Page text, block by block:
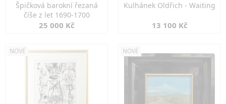
Špičková barokní řezaná
číše z let 1690-1700
25 000 Kč
Kulhánek Oldřich - Waiting
13 100 Kč
NOVÉ NOVÉ